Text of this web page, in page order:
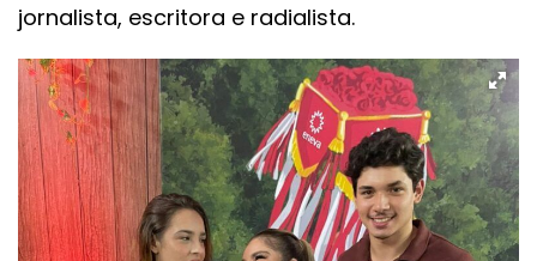
jornalista, escritora e radialista.